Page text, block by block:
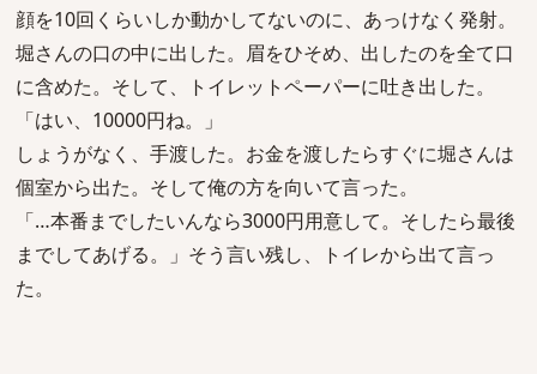
顔を10回くらいしか動かしてないのに、あっけなく発射。
堀さんの口の中に出した。眉をひそめ、出したのを全て口
に含めた。そして、トイレットペーパーに吐き出した。
「はい、10000円ね。」
しょうがなく、手渡した。お金を渡したらすぐに堀さんは
個室から出た。そして俺の方を向いて言った。
「…本番までしたいんなら3000円用意して。そしたら最後
までしてあげる。」そう言い残し、トイレから出て言っ
た。